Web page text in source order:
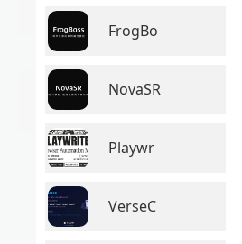
FrogBo
NovaSR
Playwr
VerseC